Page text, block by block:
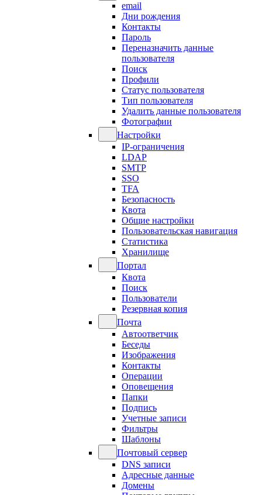
email
Дни рождения
Контакты
Пароль
Переназначить данные
пользователя
Поиск
Профили
Статус пользователя
Тип пользователя
Удалить данные пользователя
Фотографии
Настройки
IP-ограничения
LDAP
SMTP
SSO
TFA
Безопасность
Квота
Общие настройки
Пользовательская навигация
Статистика
Хранилище
Портал
Квота
Поиск
Пользователи
Резервная копия
Почта
Автоответчик
Беседы
Изображения
Контакты
Операции
Оповещения
Папки
Подпись
Учетные записи
Фильтры
Шаблоны
Почтовый сервер
DNS записи
Адресные данные
Домены